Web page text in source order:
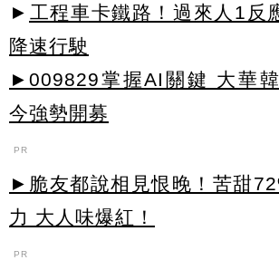
► 工程車卡鐵路！過來人1反
降速行駛
►009829掌握AI關鍵 大華
今強勢開募
PR
►脆友都說相見恨晚！苦甜
力 大人味爆紅！
PR